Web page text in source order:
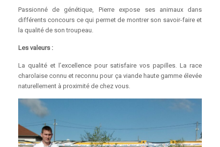
Passionné de génétique, Pierre expose ses animaux dans
différents concours ce qui permet de montrer son savoir-faire et
la qualité de son troupeau.
Les valeurs :
La qualité et l’excellence pour satisfaire vos papilles. La race
charolaise connu et reconnu pour ça viande haute gamme élevée
naturellement à proximité de chez vous.